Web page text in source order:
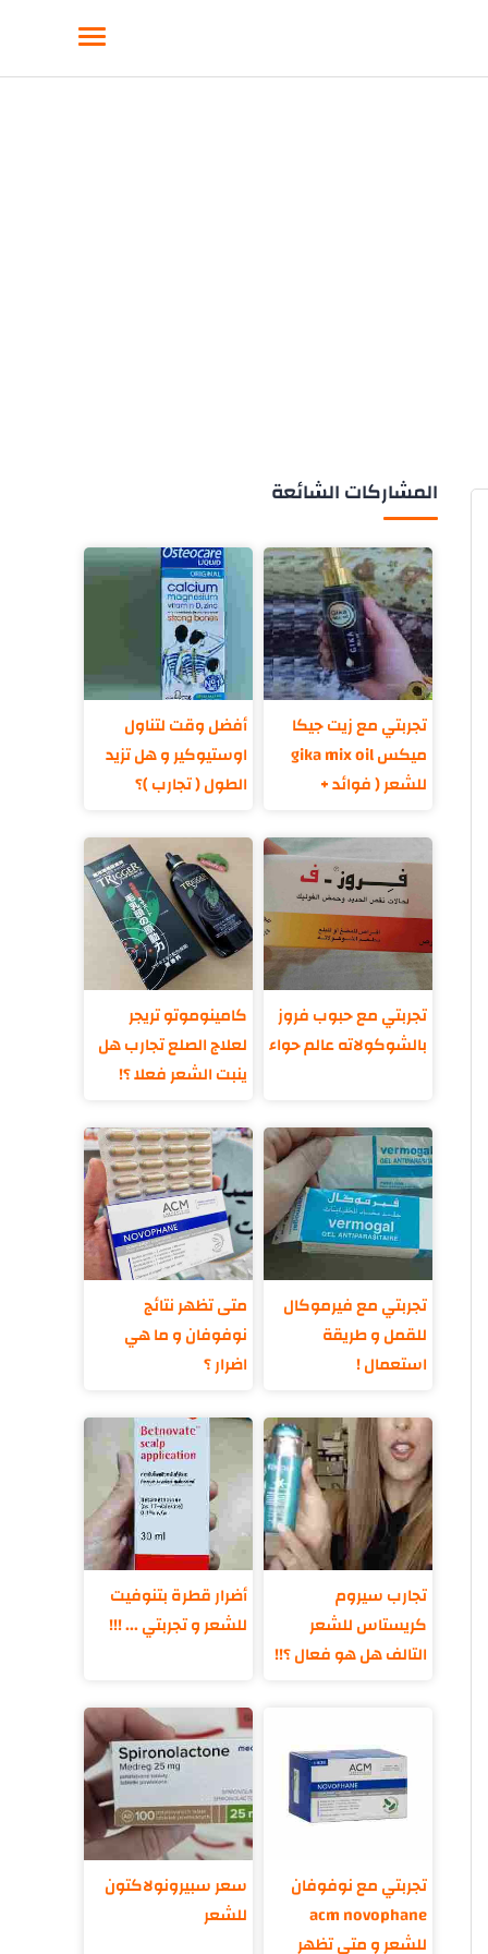
المشاركات الشائعة
تجربتي مع زيت جيكا
ميكس gika mix oil
للشعر ( فوائد +
أفضل وقت لتناول
اوستيوكير و هل تزيد
الطول ( تجارب )؟
تجربتي مع حبوب فروز
بالشوكولاته عالم حواء
كامينوموتو تريجر
لعلاج الصلع تجارب هل
ينبت الشعر فعلا ؟!
تجربتي مع فيرموكال
للقمل و طريقة
استعمال !
متى تظهر نتائج
نوفوفان و ما هي
اضرار ؟
تجارب سيروم
كريستاس للشعر
التالف هل هو فعال ؟!!
أضرار قطرة بتنوفيت
للشعر و تجربتي ... !!!
تجربتي مع نوفوفان
acm novophane
للشعر و متى تظهر
سعر سبيرونولاكتون
للشعر